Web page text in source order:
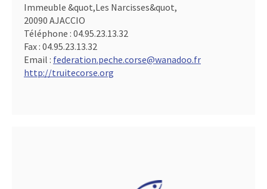
Immeuble &quot,Les Narcisses&quot,
20090 AJACCIO
Téléphone : 04.95.23.13.32
Fax : 04.95.23.13.32
Email : federation.peche.corse@wanadoo.fr
http://truitecorse.org